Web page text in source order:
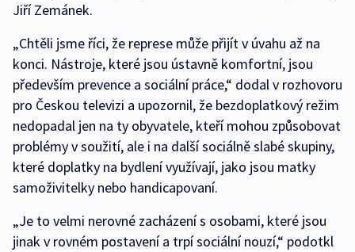
Jiří Zemánek.
„Chtěli jsme říci, že represe může přijít v úvahu až na
konci. Nástroje, které jsou ústavně komfortní, jsou
především prevence a sociální práce,“ dodal v rozhovoru
pro Českou televizi a upozornil, že bezdoplatkový režim
nedopadal jen na ty obyvatele, kteří mohou způsobovat
problémy v soužití, ale i na další sociálně slabé skupiny,
které doplatky na bydlení využívají, jako jsou matky
samoživitelky nebo handicapovaní.
„Je to velmi nerovné zacházení s osobami, které jsou
jinak v rovném postavení a trpí sociální nouzí,“ podotkl